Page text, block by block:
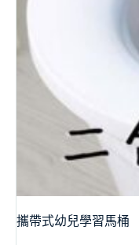
攜帶式幼兒學習馬桶